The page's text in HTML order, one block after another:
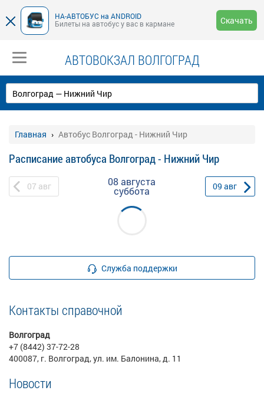
НА-АВТОБУС на ANDROID
Билеты на автобус у вас в кармане
Скачать
АВТОВОКЗАЛ ВОЛГОГРАД
Главная Автобус Волгоград - Нижний Чир
Расписание автобуса Волгоград - Нижний Чир
07 авг 08 августа
суббота 09 авг
Служба поддержки
Контакты справочной
Волгоград
+7 (8442) 37-72-28
400087, г. Волгоград, ул. им. Балонина, д. 11
Новости